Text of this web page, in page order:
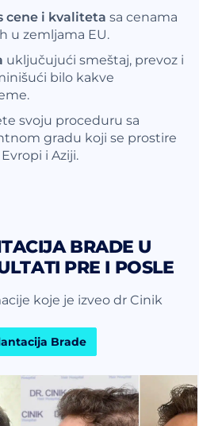
cene i kvaliteta sa cenama
u zemljama EU.
uključujući smeštaj, prevoz i
bilo kakve
svoju proceduru sa
gradu koji se prostire
i Aziji.
BRADE U
PRE I POSLE
koje je izveo dr Cinik
Brade